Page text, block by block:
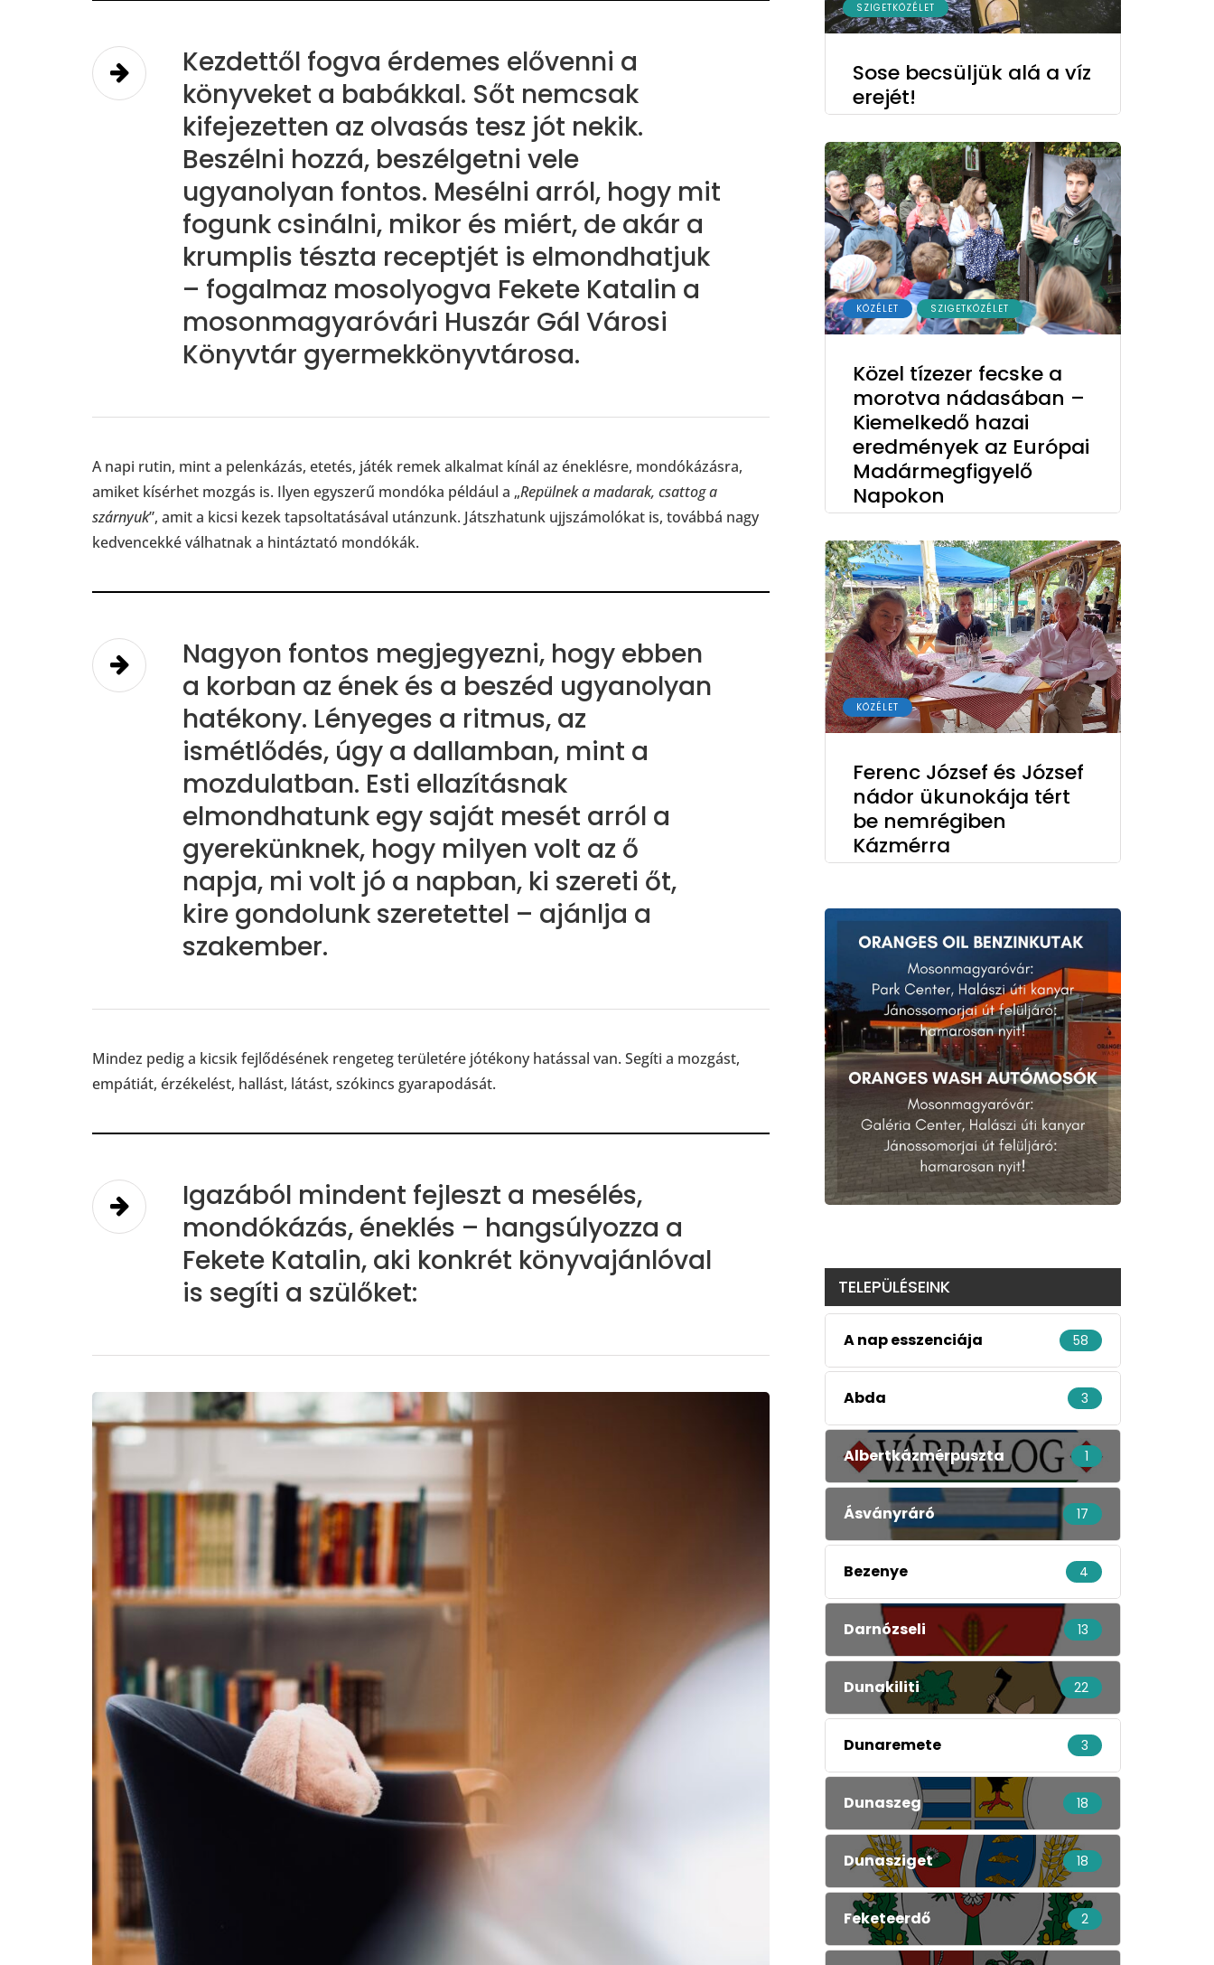
Kezdettől fogva érdemes elővenni a
könyveket a babákkal. Sőt nemcsak
kifejezetten az olvasás tesz jót nekik.
Beszélni hozzá, beszélgetni vele
ugyanolyan fontos. Mesélni arról, hogy mit
fogunk csinálni, mikor és miért, de akár a
krumplis tészta receptjét is elmondhatjuk
– fogalmaz mosolyogva Fekete Katalin a
mosonmagyaróvári Huszár Gál Városi
Könyvtár gyermekkönyvtárosa.
A napi rutin, mint a pelenkázás, etetés, játék remek alkalmat kínál az éneklésre, mondókázásra,
amiket kísérhet mozgás is. Ilyen egyszerű mondóka például a „Repülneka madarak, csattog a
szárnyuk”, amit a kicsi kezek tapsoltatásával utánzunk. Játszhatunk ujjszámolókat is, továbbá nagy
kedvencekké válhatnak a hintáztató mondókák.
Nagyon fontos megjegyezni, hogy ebben
a korban az ének és a beszéd ugyanolyan
hatékony. Lényeges a ritmus, az
ismétlődés, úgy a dallamban, mint a
mozdulatban. Esti ellazításnak
elmondhatunk egy saját mesét arról a
gyerekünknek, hogy milyen volt az ő
napja, mi volt jó a napban, ki szereti őt,
kire gondolunk szeretettel – ajánlja a
szakember.
Mindez pedig a kicsik fejlődésének rengeteg területére jótékony hatással van. Segíti a mozgást,
empátiát, érzékelést, hallást, látást, szókincs gyarapodását.
Igazából mindent fejleszt a mesélés,
mondókázás, éneklés – hangsúlyozza a
Fekete Katalin, aki konkrét könyvajánlóval
is segíti a szülőket:
SZIGETKÖZÉLET
Sose becsüljük alá a víz
erejét!
KÖZÉLET SZIGETKÖZÉLET
Közel tízezer fecske a
morotva nádasában –
Kiemelkedő hazai
eredmények az Európai
Madármegfigyelő
Napokon
KÖZÉLET
Ferenc József és József
nádor ükunokája tért
be nemrégiben
Kázmérra
TELEPÜLÉSEINK
A nap esszenciája 58
Abda 3
Albertkázmérpuszta 1
Ásványráró 17
Bezenye 4
Darnózseli 13
Dunakiliti 22
Dunaremete 3
Dunaszeg 18
Dunasziget 18
Feketeerdő 2